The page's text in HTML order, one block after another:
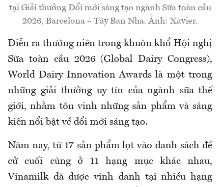
tại Giải thưởng Đổi mới sáng tạo ngành Sữa toàn cầu
2026, Barcelona – Tây Ban Nha. Ảnh: Xavier.
Diễn ra thường niên trong khuôn khổ Hội nghị
Sữa toàn cầu 2026 (Global Dairy Congress),
World Dairy Innovation Awards là một trong
những giải thưởng uy tín của ngành sữa thế
giới, nhằm tôn vinh những sản phẩm và sáng
kiến nổi bật về đổi mới sáng tạo.
Năm nay, từ 17 sản phẩm lọt vào danh sách đề
cử cuối cùng ở 11 hạng mục khác nhau,
Vinamilk đã được vinh danh tại nhiều hạng